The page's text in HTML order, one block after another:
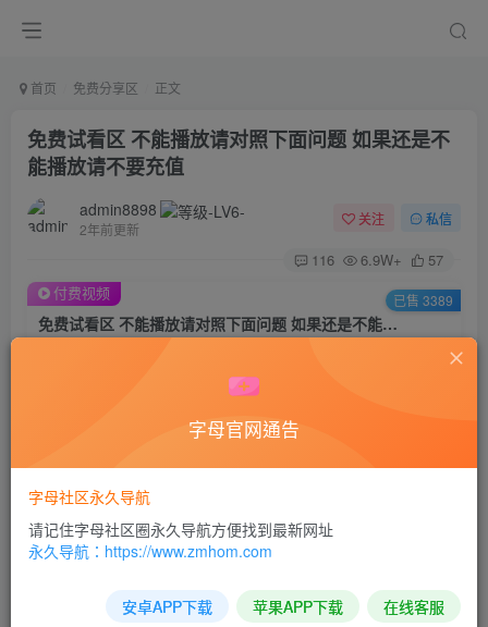
首页 免费分享区 正文
免费试看区 不能播放请对照下面问题 如果还是不
能播放请不要充值
admin8898
2年前更新
关注 私信
116 6.9W+ 57
免费试看区 不能播放请对照下面问题 如果还是不能播放请不要充值
1
付费视频 已售 3389
免费试看区 不能播放请对照下面问题 如果还是不能播放请不
要充值
关于播放不了 一般是下面两个问题：
字母官网通告
字母社区永久导航
请记住字母社区圈永久导航方便找到最新网址
永久导航：https://www.zmhom.com
安卓APP下载 苹果APP下载 在线客服